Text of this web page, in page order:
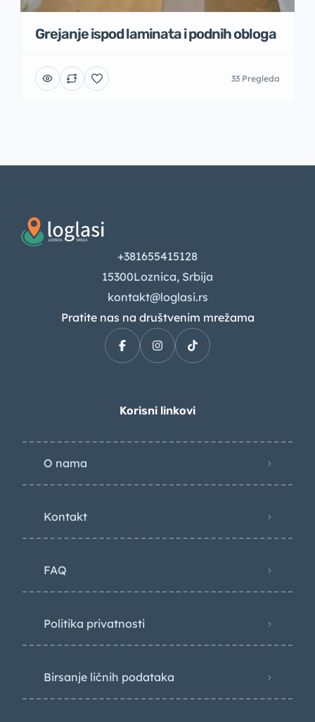
Grejanje ispod laminata i podnih obloga
33 Pregleda
+381655415128
15300Loznica, Srbija
kontakt@loglasi.rs
Pratite nas na društvenim mrežama
Korisni linkovi
O nama
Kontakt
FAQ
Politika privatnosti
Birsanje ličnih podataka